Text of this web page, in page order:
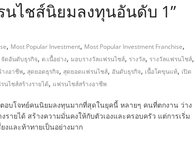
นไชส์นิยมลงทุนอันดับ 1”
, Most Popular Investment, Most Popular Investment Franchise,
จัดอันดับธุรกิจ, ต.เนื้อย่าง, มอบรางวัลแฟรนไชส์, รางวัล, รางวัลแฟรนไชส์,
างอาชีพ, สุดยอดธุรกิจ, สุดยอดแฟรนไชส์, อันดับธุรกิจ, เนื้อโคขุนแท้, เปิด
นไชส์สร้างรายได้, แฟรนไชส์สร้างอาชีพ
บโจทย์คนนิยมลงทุนมากที่สุดในยุคนี้ หลายๆ คนที่ตกงาน ว่าง
ายได้ สร้างความมั่นคงให้กับตัวเองและครอบครัว แต่การเริ่ม
งและท้าทายเป็นอย่างมาก